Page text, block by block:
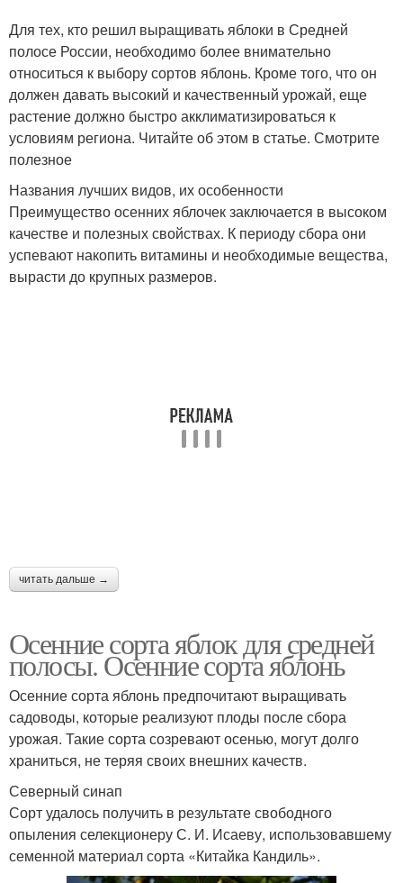
Для тех, кто решил выращивать яблоки в Средней
полосе России, необходимо более внимательно
относиться к выбору сортов яблонь. Кроме того, что он
должен давать высокий и качественный урожай, еще
растение должно быстро акклиматизироваться к
условиям региона. Читайте об этом в статье. Смотрите
полезное
Названия лучших видов, их особенности
Преимущество осенних яблочек заключается в высоком
качестве и полезных свойствах. К периоду сбора они
успевают накопить витамины и необходимые вещества,
вырасти до крупных размеров.
читать дальше →
Осенние сорта яблок для средней
полосы. Осенние сорта яблонь
Осенние сорта яблонь предпочитают выращивать
садоводы, которые реализуют плоды после сбора
урожая. Такие сорта созревают осенью, могут долго
храниться, не теряя своих внешних качеств.
Северный синап
Сорт удалось получить в результате свободного
опыления селекционеру С. И. Исаеву, использовавшему
семенной материал сорта «Китайка Кандиль».